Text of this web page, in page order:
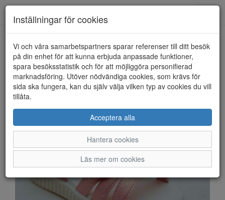
HEM GULLIVER
Inställningar för cookies
Vi och våra samarbetspartners sparar referenser till ditt besök
på din enhet för att kunna erbjuda anpassade funktioner,
spara besöksstatistik och för att möjliggöra personifierad
marknadsföring. Utöver nödvändiga cookies, som krävs för
sida ska fungera, kan du själv välja vilken typ av cookies du vill
tillåta.
Acceptera alla
Hantera cookies
Läs mer om cookies